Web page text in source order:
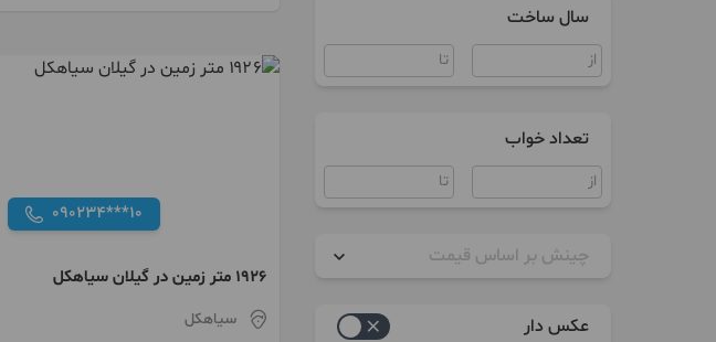
سال ساخت
تعداد خواب
چینش بر اساس قیمت
عکس دار
090234***10
۱۹۲۶ متر زمین در گیلان سیاهکل
سیاهکل